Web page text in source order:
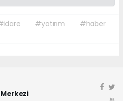
#yatırım
#haber